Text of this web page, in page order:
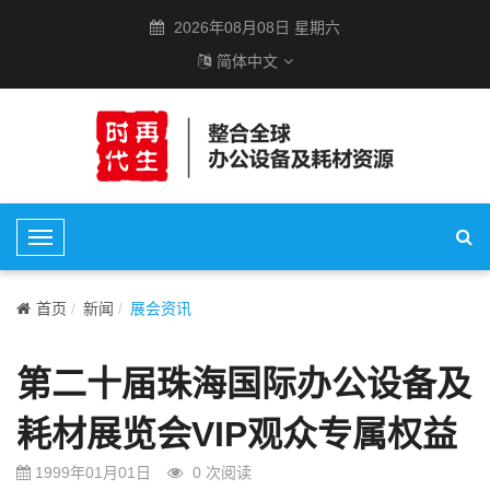
2026年08月08日 星期六
简体中文
T
o
g
e
N
a
v
i
首页 新闻 展会资讯
第二十届珠海国际办公设备及
耗材展览会VIP观众专属权益
1999年01月01日 0 次阅读